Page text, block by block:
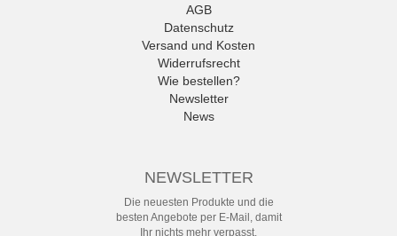
AGB
Datenschutz
Versand und Kosten
Widerrufsrecht
Wie bestellen?
Newsletter
News
NEWSLETTER
Die neuesten Produkte und die
besten Angebote per E-Mail, damit
Ihr nichts mehr verpasst.